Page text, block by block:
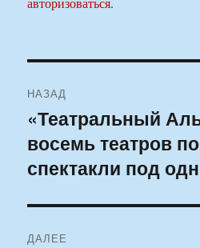
по
записям
НАЗАД
Предыдущая
запись:
«Театральный
восемь театров
спектакли под
ДАЛЕЕ